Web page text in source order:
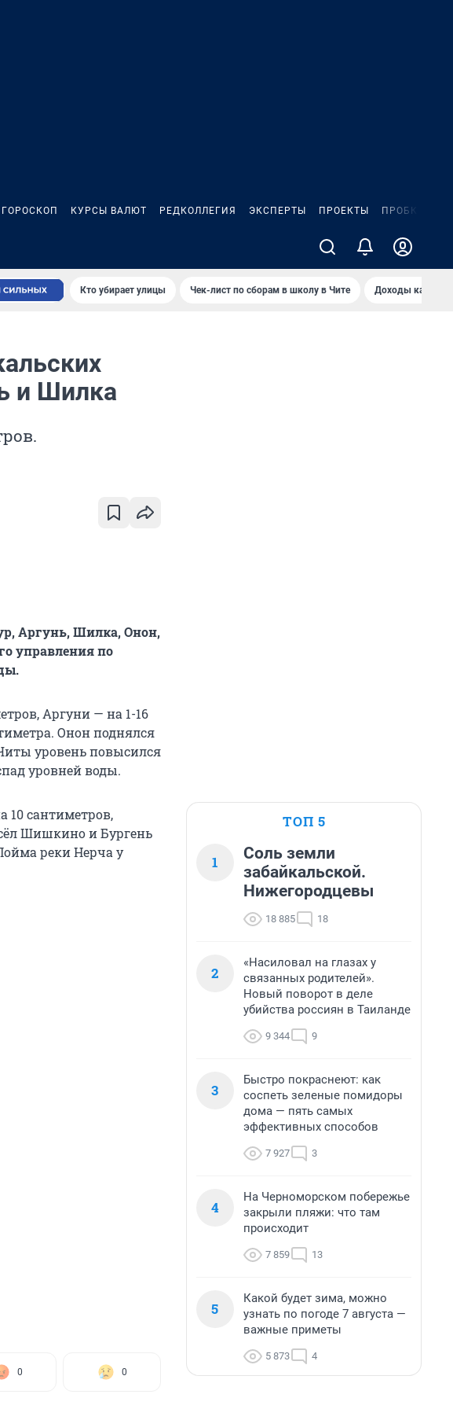
ГОРОСКОП КУРСЫ ВАЛЮТ РЕДКОЛЛЕГИЯ ЭКСПЕРТЫ ПРОЕКТЫ ПРОБКИ
Кто убирает улицы Чек-лист по сборам в школу в Чите Доходы
и Шилка
Аргунь, Шилка, Онон,
управления по
Аргуни — на 1-16
Онон поднялся
уровень повысился
уровней воды.
10 сантиметров,
Шишкино и Бургень
реки Нерча у
0 0
ТОП 5
1
Соль земли
забайкальской.
Нижегородцевы
18 885 18
2
«Насиловал на глазах у
связанных родителей».
Новый поворот в деле
убийства россиян в Таиланде
9 344 9
3
Быстро покраснеют: как
соспеть зеленые помидоры
дома — пять самых
эффективных способов
7 927 3
4
На Черноморском побережье
закрыли пляжи: что там
происходит
7 859 13
5
Какой будет зима, можно
узнать по погоде 7 августа —
важные приметы
5 873 4